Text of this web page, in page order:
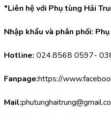
*Liên hệ với Phụ tùng Hải
Nhập khẩu và phân phối:
Hotline: 024.8568 0597-
Fanpage:https://
Mail: